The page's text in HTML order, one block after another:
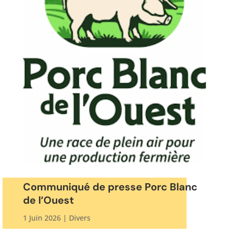
Communiqué de presse Porc Blanc
de l’Ouest
1 Juin 2026| Divers